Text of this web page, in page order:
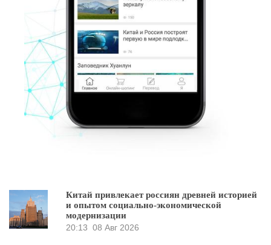
Китай привлекает россиян древней историей
и опытом социально-экономической
модернизации
20:13 08 Авг 2026